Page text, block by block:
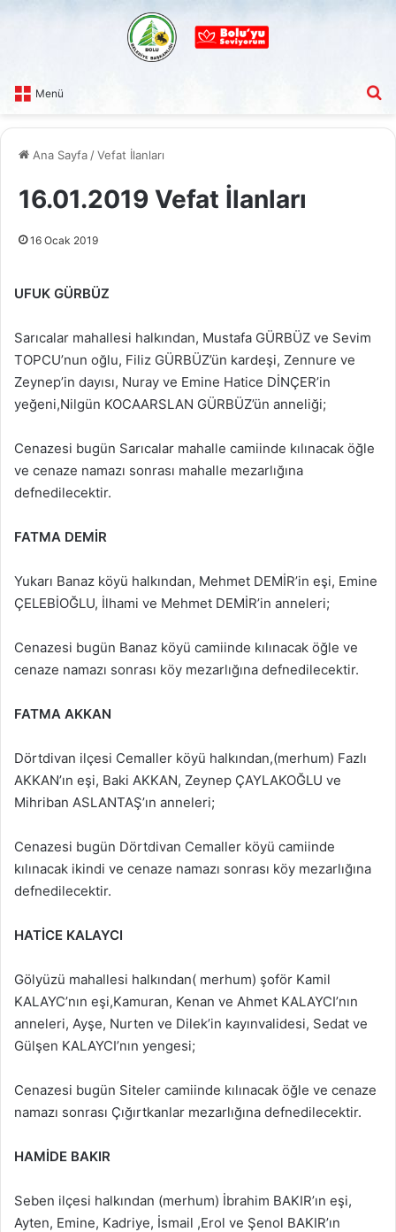
Menü
Ana Sayfa /Vefat İlanları
16.01.2019 Vefat İlanları
16 Ocak 2019
UFUK GÜRBÜZ
Sarıcalar mahallesi halkından, Mustafa GÜRBÜZ ve Sevim
TOPCU’nun oğlu, Filiz GÜRBÜZ’ün kardeşi, Zennure ve
Zeynep’in dayısı, Nuray ve Emine Hatice DİNÇER’in
yeğeni,Nilgün KOCAARSLAN GÜRBÜZ’ün anneliği;
Cenazesi bugün Sarıcalar mahalle camiinde kılınacak öğle
ve cenaze namazı sonrası mahalle mezarlığına
defnedilecektir.
FATMA DEMİR
Yukarı Banaz köyü halkından, Mehmet DEMİR’in eşi, Emine
ÇELEBİOĞLU, İlhami ve Mehmet DEMİR’in anneleri;
Cenazesi bugün Banaz köyü camiinde kılınacak öğle ve
cenaze namazı sonrası köy mezarlığına defnedilecektir.
FATMA AKKAN
Dörtdivan ilçesi Cemaller köyü halkından,(merhum) Fazlı
AKKAN’ın eşi, Baki AKKAN, Zeynep ÇAYLAKOĞLU ve
Mihriban ASLANTAŞ’ın anneleri;
Cenazesi bugün Dörtdivan Cemaller köyü camiinde
kılınacak ikindi ve cenaze namazı sonrası köy mezarlığına
defnedilecektir.
HATİCE KALAYCI
Gölyüzü mahallesi halkından( merhum) şoför Kamil
KALAYC’nın eşi,Kamuran, Kenan ve Ahmet KALAYCI’nın
anneleri, Ayşe, Nurten ve Dilek’in kayınvalidesi, Sedat ve
Gülşen KALAYCI’nın yengesi;
Cenazesi bugün Siteler camiinde kılınacak öğle ve cenaze
namazı sonrası Çığırtkanlar mezarlığına defnedilecektir.
HAMİDE BAKIR
Seben ilçesi halkından (merhum) İbrahim BAKIR’ın eşi,
Ayten, Emine, Kadriye, İsmail ,Erol ve Şenol BAKIR’ın